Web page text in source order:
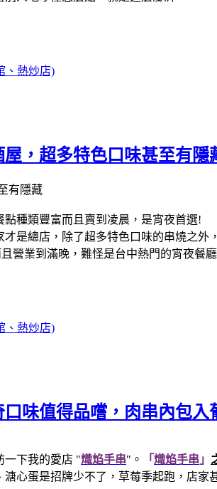
、熱炒店)
，超多特色口味甚至有
種類豐富而且賣到凌晨，是宵夜首選!
是總店，除了超多特色口味的串燒之
營業到滿晚，難怪是台中熱門的宵夜餐廳
、熱炒店)
味值得品嚐，肉串內包
一下我的愛店 "熾焰手串"。 「熾焰手串 」
心蛋是招牌少不了， 草莓季起跑，店家